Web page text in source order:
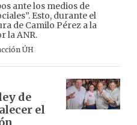
ante los medios de
Esto, durante el
de Camilo Pérez a la
la ANR.
ÚH
de
el